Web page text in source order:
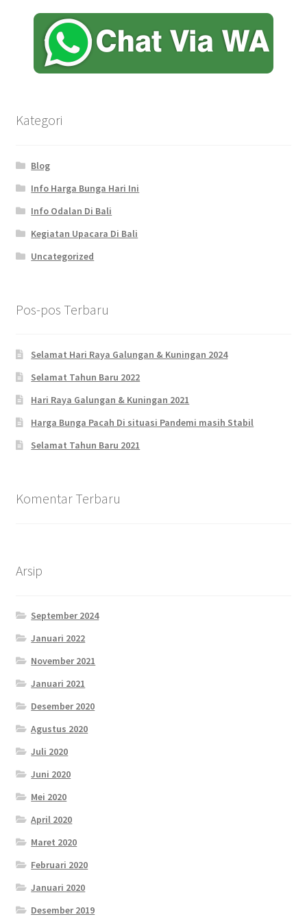
Kategori
Blog
Info Harga Bunga Hari Ini
Info Odalan Di Bali
Kegiatan Upacara Di Bali
Uncategorized
Pos-pos Terbaru
Selamat Hari Raya Galungan & Kuningan 2024
Selamat Tahun Baru 2022
Hari Raya Galungan & Kuningan 2021
Harga Bunga Pacah Di situasi Pandemi masih Stabil
Selamat Tahun Baru 2021
Komentar Terbaru
Arsip
September 2024
Januari 2022
November 2021
Januari 2021
Desember 2020
Agustus 2020
Juli 2020
Juni 2020
Mei 2020
April 2020
Maret 2020
Februari 2020
Januari 2020
Desember 2019